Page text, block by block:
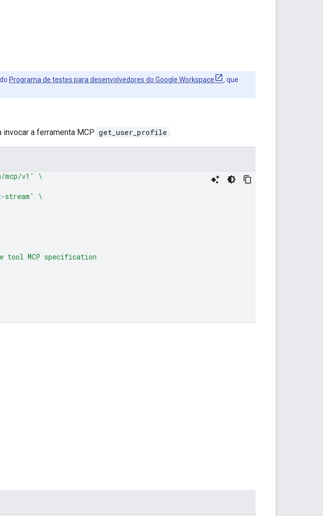
Programa de testes para desenvolvedores do Google Workspace
, que
invocar a ferramenta MCP get_user_profile .
v1'
\
\
tool MCP specification